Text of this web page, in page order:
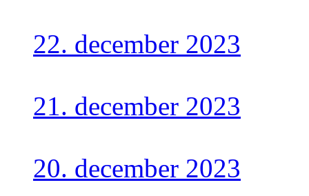
22. december 2023
21. december 2023
20. december 2023